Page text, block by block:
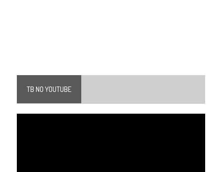
TB NO YOUTUBE